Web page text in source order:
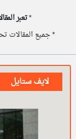
*تعبر
* جميع المقالات
لايف ستايل